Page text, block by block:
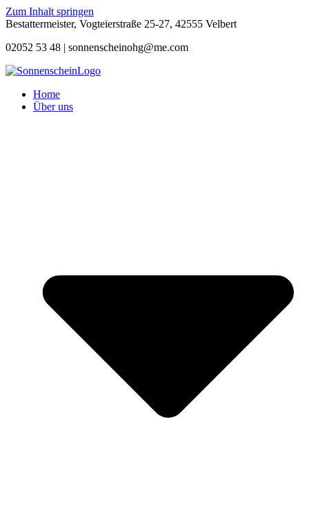
Zum Inhalt springen
Bestattermeister, Vogteierstraße 25-27, 42555 Velbert
02052 53 48 | sonnenscheinohg@me.com
Home
Über uns